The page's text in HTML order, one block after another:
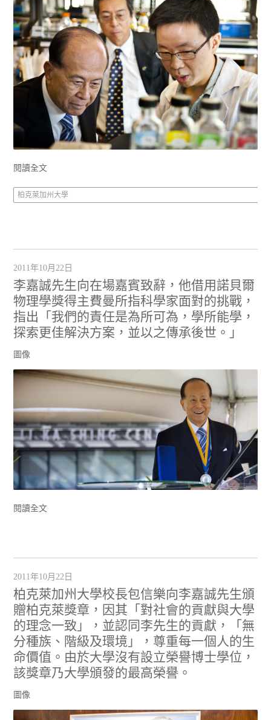
閱讀全文
柏克萊加州大學
2011年10月22日
李嘉誠先生向在場嘉賓致辭，他借用諾貝爾
物理學獎得主費曼所指科學家面對的挑戰，
指出「我們的責任是為所可為，學所能學，
探索更佳解決方案，並以之傳承後世。」
圖像
閱讀全文
2011年10月22日
柏克萊加州大學校長包信樂向李嘉誠先生頒
贈柏克萊獎章，因其「對社會的貢獻與大學
的理念一致」，並認同李先生的貢獻，「無
分種族、階級及環境」，尊重每一個人的生
命價值。由於大學沒有設立榮譽博士學位，
該獎章乃大學頒發的最高榮譽。
圖像